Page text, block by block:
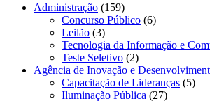
Administração (159)
Concurso Público (6)
Leilão (3)
Tecnologia da Informação e
Teste Seletivo (2)
Agência de Inovação e
Capacitação de Lideranças (5)
Iluminação Pública (27)